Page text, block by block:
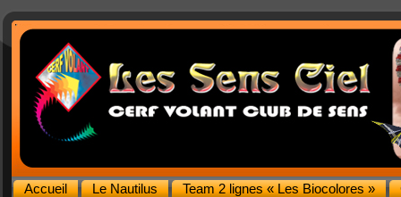
Accueil Le Nautilus Team 2 lignes « Les Biocolores »